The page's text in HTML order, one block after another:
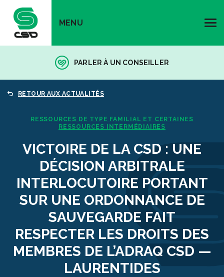
MENU
PARLER À UN CONSEILLER
RETOUR AUX ACTUALITÉS
RESSOURCES DE TYPE FAMILIAL ET CERTAINES
RESSOURCES INTERMÉDIAIRES
VICTOIRE DE LA CSD : UNE
DÉCISION ARBITRALE
INTERLOCUTOIRE PORTANT
SUR UNE ORDONNANCE DE
SAUVEGARDE FAIT
RESPECTER LES DROITS DES
MEMBRES DE L’ADRAQ CSD —
LAURENTIDES